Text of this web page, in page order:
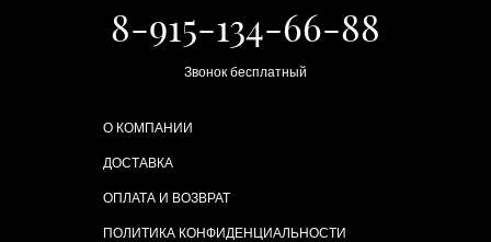
8-915-134-66-88
Звонок бесплатный
О КОМПАНИИ
ДОСТАВКА
ОПЛАТА И ВОЗВРАТ
ПОЛИТИКА КОНФИДЕНЦИАЛЬНОСТИ